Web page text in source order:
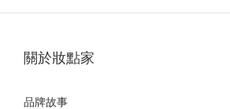
關於妝點家
品牌故事